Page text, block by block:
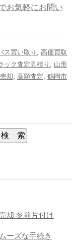
お気軽にお問い
ス買い取り
高価買取
ック査定見積り
山形
却 高額査定 鶴岡市
却 冬前片付け
ーズな手続き